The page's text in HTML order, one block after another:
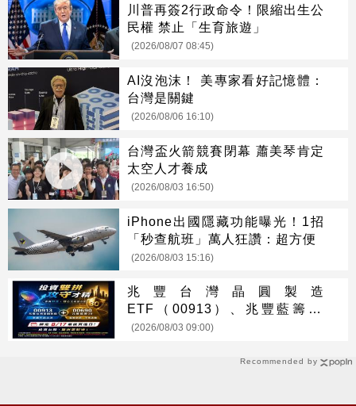
Recommended by
川普再簽2行政命令！限縮出生公
民權 禁止「生育旅遊」
(2026/08/07 08:45)
AI沒泡沫！ 美專家看好記憶體：
台灣是關鍵
(2026/08/06 16:10)
台灣盃火箭競賽閉幕 蕭美琴肯定
太空人才養成
(2026/08/03 16:50)
iPhone出國隱藏功能曝光！1招
「秒查航班」萬人狂讚：超方便
(2026/08/03 15:16)
兆豐台灣晶圓製造
ETF（00913）、兆豐藍籌30
ETF（00690） 最新配息時程出
(2026/08/03 09:00)